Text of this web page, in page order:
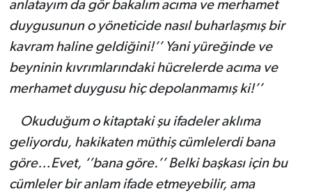
anlatayım da gör bakalım acıma ve merhamet
duygusunun o yöneticide nasıl buharlaşmış bir
kavram haline geldiğini!’’ Yani yüreğinde ve
beyninin kıvrımlarındaki hücrelerde acıma ve
merhamet duygusu hiç depolanmamış ki!’’
Okuduğum o kitaptaki şu ifadeler aklıma
geliyordu, hakikaten müthiş cümlelerdi bana
göre…Evet, ‘’bana göre.’’ Belki başkası için bu
cümleler bir anlam ifade etmeyebilir, ama